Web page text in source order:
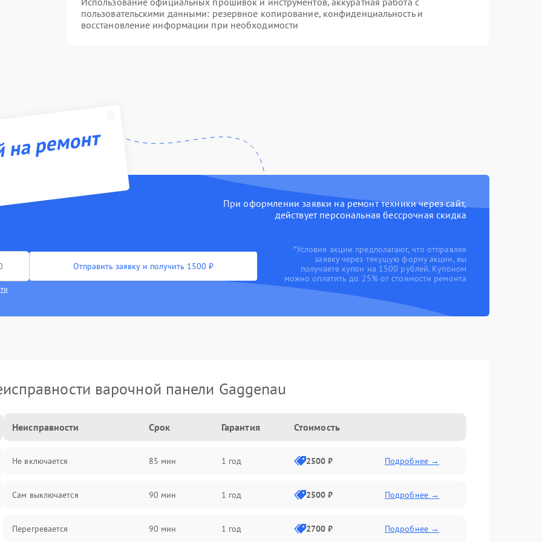
пользовательскими данными: резервное копирование, конфиденциальность и
восстановление информации при необходимости
ремонт
При оформлении заявки на ремонт техники через сайт,
действует персональная бессрочная скидка
Отправить заявку и получить 1500 ₽
*Условия акции предполагают, что отправляя
заявку через текущую форму акции, вы
получаете купон на 1500 рублей. Купоном
можно оплатить до 25% от стоимости ремонта
варочной панели Gaggenau
Неисправности Срок Гарантия Стоимость
Не включается 85 мин 1 год 2500 ₽ Подробнее →
Сам выключается 90 мин 1 год 2500 ₽ Подробнее →
Перегревается 90 мин 1 год 2700 ₽ Подробнее →